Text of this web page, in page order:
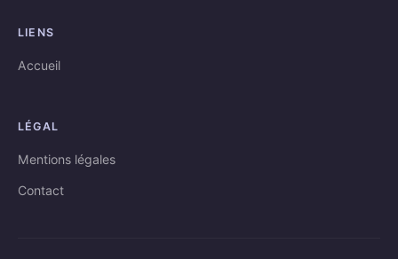
LIENS
Accueil
LÉGAL
Mentions légales
Contact